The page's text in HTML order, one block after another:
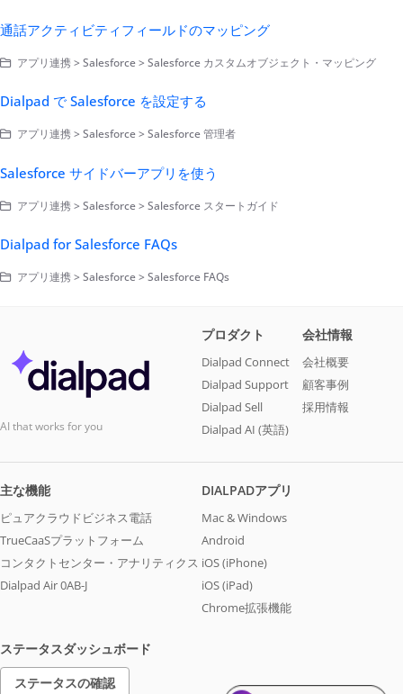
通話アクティビティフィールドのマッピング
アプリ連携 > Salesforce > Salesforce カスタムオブジェクト・マッピング
Dialpad で Salesforce を設定する
アプリ連携 > Salesforce > Salesforce 管理者
Salesforce サイドバーアプリを使う
アプリ連携 > Salesforce > Salesforce スタートガイド
Dialpad for Salesforce FAQs
アプリ連携 > Salesforce > Salesforce FAQs
AI that works for you
プロダクト
Dialpad Connect
Dialpad Support
Dialpad Sell
Dialpad AI (英語)
会社情報
会社概要
顧客事例
採用情報
主な機能
ピュアクラウドビジネス電話
TrueCaaSプラットフォーム
コンタクトセンター・アナリティクス
Dialpad Air 0AB-J
DIALPADアプリ
Mac & Windows
Android
iOS (iPhone)
iOS (iPad)
Chrome拡張機能
ステータスダッシュボード
ステータスの確認